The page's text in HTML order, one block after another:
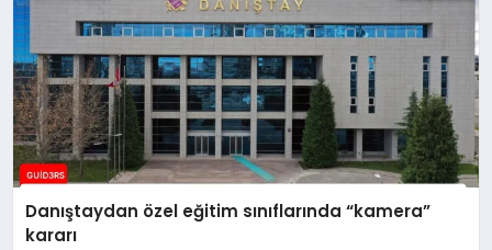
Danıştaydan özel eğitim sınıflarında “kamera”
kararı